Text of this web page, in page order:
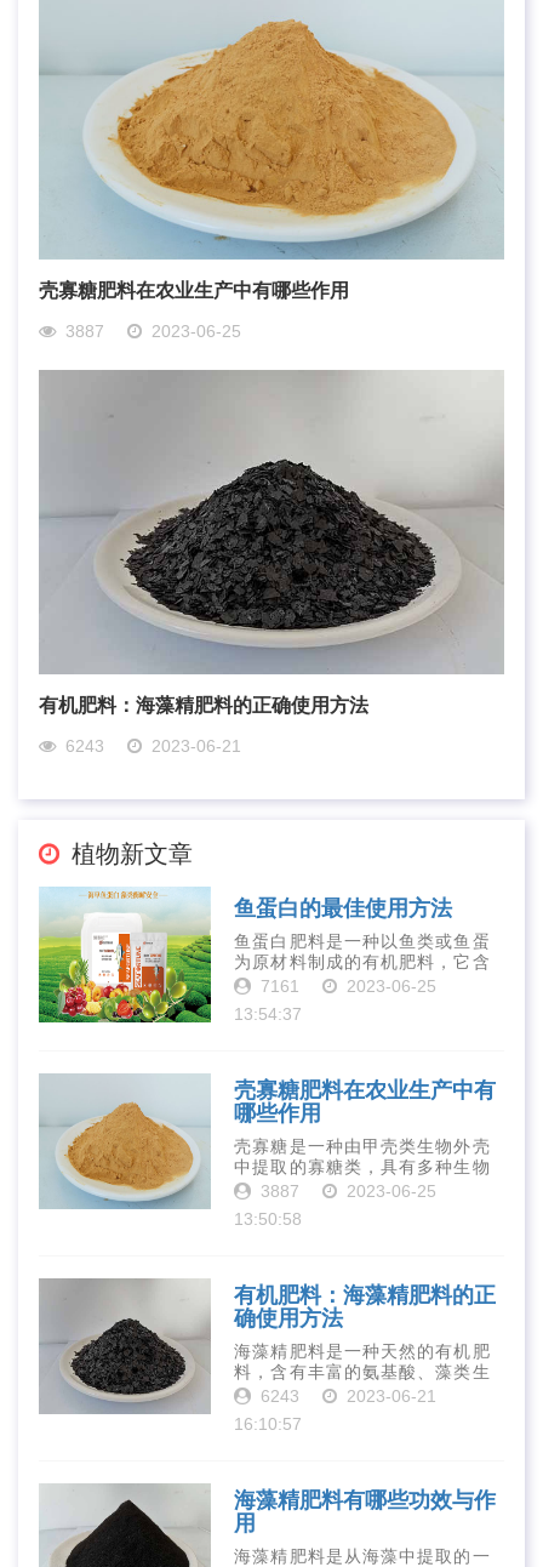
壳寡糖肥料在农业生产中有哪些作用
3887 2023-06-25
有机肥料：海藻精肥料的正确使用方法
6243 2023-06-21
植物新文章
鱼蛋白的最佳使用方法
鱼蛋白肥料是一种以鱼类或鱼蛋
为原材料制成的有机肥料，它含
有丰富的营养物质，如氮、磷、
元素和植物生长因子。这些营养
7161
2023-06-25
13:54:37
壳寡糖肥料在农业生产中有
哪些作用
壳寡糖是一种由甲壳类生物外壳
中提取的寡糖类，具有多种生物
活性和营养价值。在农业生产
是作为一种新型的有机肥料，壳
3887
2023-06-25
13:50:58
有机肥料：海藻精肥料的正
确使用方法
海藻精肥料是一种天然的有机肥
料，含有丰富的氨基酸、藻类生
长素、维生素、微量元素、蛋白
力、促进植物生长、增强植物抗
6243
2023-06-21
16:10:57
海藻精肥料有哪些功效与作
用
海藻精肥料是从海藻中提取的一